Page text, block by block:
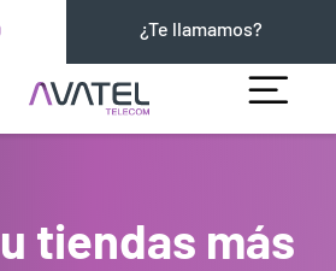
¿Te llamamos?
tiendas más